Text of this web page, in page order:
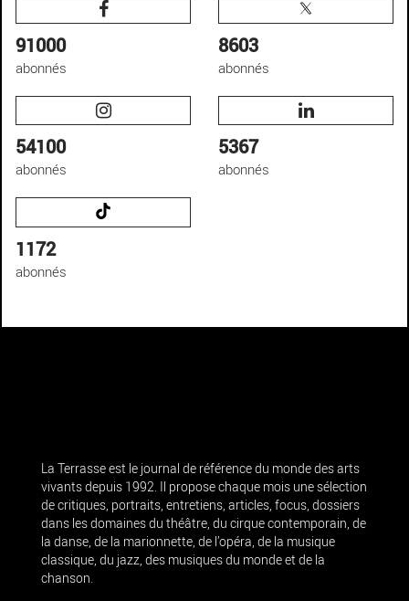
91000
abonnés
8603
abonnés
54100
abonnés
5367
abonnés
1172
abonnés
La Terrasse est le journal de référence du monde des arts
vivants depuis 1992. Il propose chaque mois une sélection
de critiques, portraits, entretiens, articles, focus, dossiers
dans les domaines du théâtre, du cirque contemporain, de
la danse, de la marionnette, de l’opéra, de la musique
classique, du jazz, des musiques du monde et de la
chanson.